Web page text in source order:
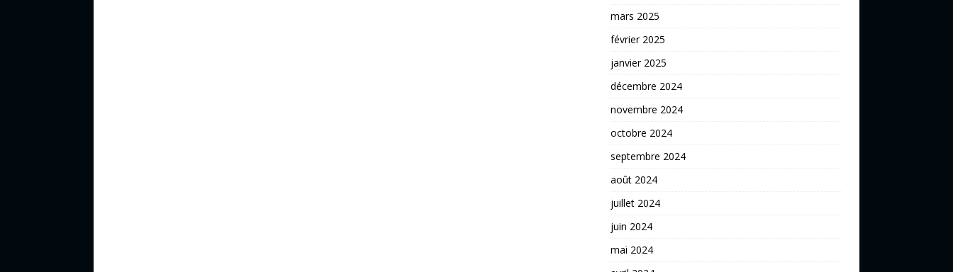
mars 2025
février 2025
janvier 2025
décembre 2024
novembre 2024
octobre 2024
septembre 2024
août 2024
juillet 2024
juin 2024
mai 2024